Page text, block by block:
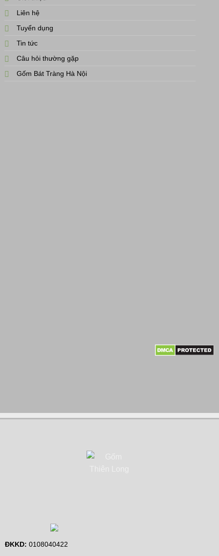
Liên hệ
Tuyển dụng
Tin tức
Câu hỏi thường gặp
Gốm Bát Tràng Hà Nội
ĐKKD: 0108040422